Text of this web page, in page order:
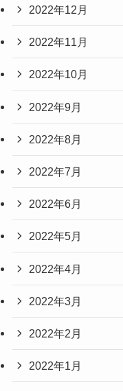
2022年12月
2022年11月
2022年10月
2022年9月
2022年8月
2022年7月
2022年6月
2022年5月
2022年4月
2022年3月
2022年2月
2022年1月